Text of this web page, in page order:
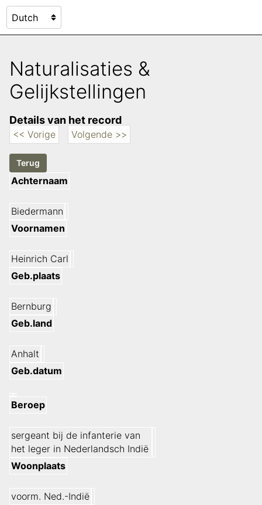
Naturalisaties &
Gelijkstellingen
Details van het record
<< Vorige Volgende >>
Achternaam
Biedermann
Voornamen
Heinrich Carl
Geb.plaats
Bernburg
Geb.land
Anhalt
Geb.datum
Beroep
sergeant bij de infanterie van
het leger in Nederlandsch Indië
Woonplaats
voorm. Ned.-Indië